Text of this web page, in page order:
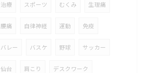
治療 スポーツ むくみ 生理痛
腰痛 自律神経 運動 免疫
バレー バスケ 野球 サッカー
仙台 肩こり デスクワーク